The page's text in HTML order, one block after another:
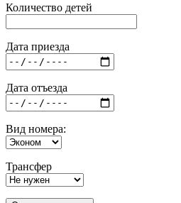
Количество детей
Дата приезда
Дата отъезда
Вид номера:
Трансфер